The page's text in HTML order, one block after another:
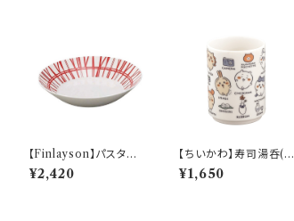
【Finlayson】パスタプ
レート（レッド）【コロナ】
¥2,420
【ちいかわ】寿司湯呑(日
常)【CKW50】CKW51
-327
¥1,650